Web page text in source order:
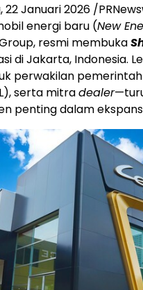
,22 Januari 2026 /
energi baru (New
resmi membuka
di Jakarta, Indonesia.
perwakilan pemerintah
serta mitradealer
penting dalam ekspansi